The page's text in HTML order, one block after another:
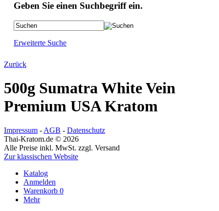
Geben Sie einen Suchbegriff ein.
Erweiterte Suche
Zurück
500g Sumatra White Vein
Premium USA Kratom
Impressum - AGB - Datenschutz
Thai-Kratom.de © 2026
Alle Preise inkl. MwSt. zzgl. Versand
Zur klassischen Website
Katalog
Anmelden
Warenkorb 0
Mehr